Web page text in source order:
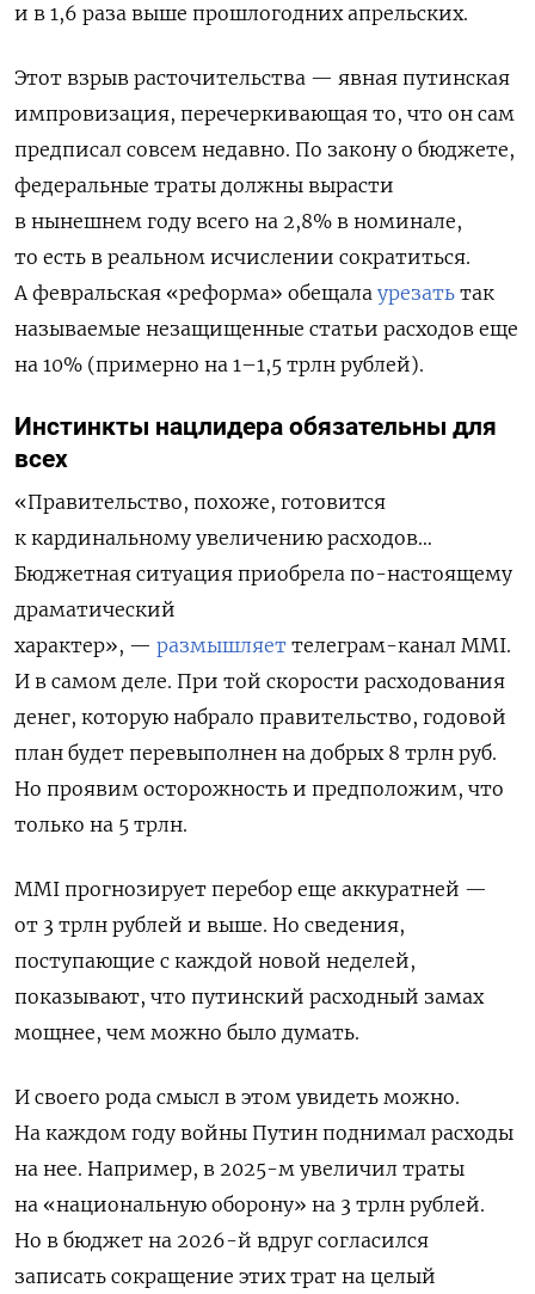
и в 1,6 раза выше прошлогодних апрельских.
Этот взрыв расточительства — явная путинская
импровизация, перечеркивающая то, что он сам
предписал совсем недавно. По закону о бюджете,
федеральные траты должны вырасти
в нынешнем году всего на 2,8% в номинале,
то есть в реальном исчислении сократиться.
А февральская «реформа» обещала урезать так
называемые незащищенные статьи расходов еще
на 10% (примерно на 1–1,5 трлн рублей).
Инстинкты нацлидера обязательны для
всех
«Правительство, похоже, готовится
к кардинальному увеличению расходов…
Бюджетная ситуация приобрела по-настоящему
драматический
характер», — размышляет телеграм-канал MMI.
И в самом деле. При той скорости расходования
денег, которую набрало правительство, годовой
план будет перевыполнен на добрых 8 трлн руб.
Но проявим осторожность и предположим, что
только на 5 трлн.
MMI прогнозирует перебор еще аккуратней —
от 3 трлн рублей и выше. Но сведения,
поступающие с каждой новой неделей,
показывают, что путинский расходный замах
мощнее, чем можно было думать.
И своего рода смысл в этом увидеть можно.
На каждом году войны Путин поднимал расходы
на нее. Например, в 2025-м увеличил траты
на «национальную оборону» на 3 трлн рублей.
Но в бюджет на 2026-й вдруг согласился
записать сокращение этих трат на целый